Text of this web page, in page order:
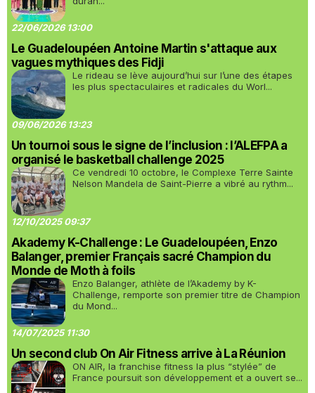
22/06/2026 13:00
Le Guadeloupéen Antoine Martin s'attaque aux
vagues mythiques des Fidji
Le rideau se lève aujourd’hui sur l’une des étapes
les plus spectaculaires et radicales du Worl...
09/06/2026 13:23
Un tournoi sous le signe de l’inclusion : l’ALEFPA a
organisé le basketball challenge 2025
Ce vendredi 10 octobre, le Complexe Terre Sainte
Nelson Mandela de Saint-Pierre a vibré au rythm...
12/10/2025 09:37
Akademy K-Challenge : Le Guadeloupéen, Enzo
Balanger, premier Français sacré Champion du
Monde de Moth à foils
Enzo Balanger, athlète de l’Akademy by K-
Challenge, remporte son premier titre de Champion
du Mond...
14/07/2025 11:30
Un second club On Air Fitness arrive à La Réunion
ON AIR, la franchise fitness la plus “stylée” de
France poursuit son développement et a ouvert se...